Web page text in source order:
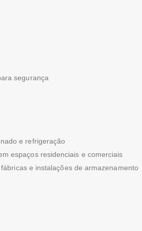
segurança
e refrigeração
espaços residenciais e comerciais
e instalações de armazenamento